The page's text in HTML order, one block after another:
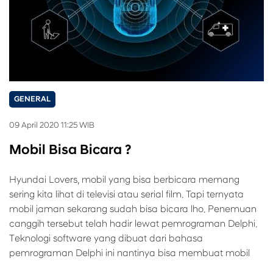
GENERAL
09 April 2020 11:25 WIB
Mobil Bisa Bicara ?
Hyundai Lovers, mobil yang bisa berbicara memang
sering kita lihat di televisi atau serial film. Tapi ternyata
mobil jaman sekarang sudah bisa bicara lho. Penemuan
canggih tersebut telah hadir lewat pemrograman Delphi.
Teknologi software yang dibuat dari bahasa
pemrograman Delphi ini nantinya bisa membuat mobil